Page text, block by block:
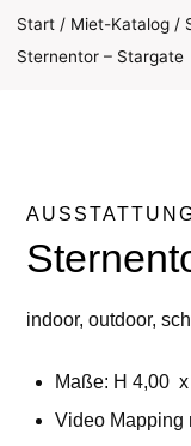
Start / Miet-Katalog /
Sternentor – Stargate
indoor, outdoor,
Maße: H 4,00
Video Mapping